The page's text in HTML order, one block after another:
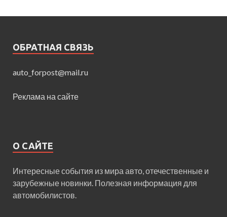
ОБРАТНАЯ СВЯЗЬ
auto_forpost@mail.ru
Реклама на сайте
О САЙТЕ
Интересные события из мира авто, отечественные и
зарубежные новинки. Полезная информация для
автомобилистов.